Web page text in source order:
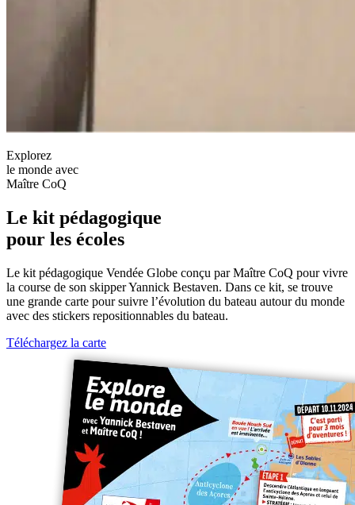
Explorez
le monde avec
Maître CoQ
Le kit pédagogique
pour les écoles
Le kit pédagogique Vendée Globe conçu par Maître CoQ pour vivre
la course de son skipper Yannick Bestaven. Dans ce kit, se trouve
une grande carte pour suivre l’évolution du bateau autour du monde
avec des stickers repositionnables du bateau.
Téléchargez la carte